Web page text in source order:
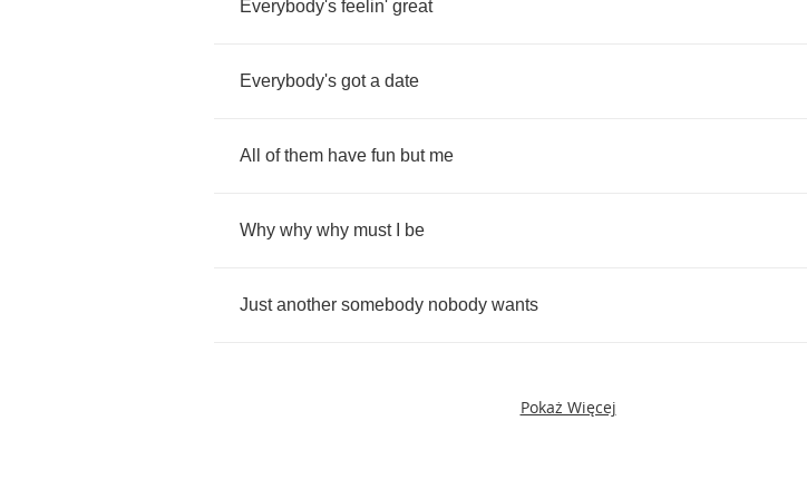
Everybody's feelin' great
Everybody's got a date
All of them have fun but me
Why why why must be
Just another somebody nobody wants
Pokaż Więcej